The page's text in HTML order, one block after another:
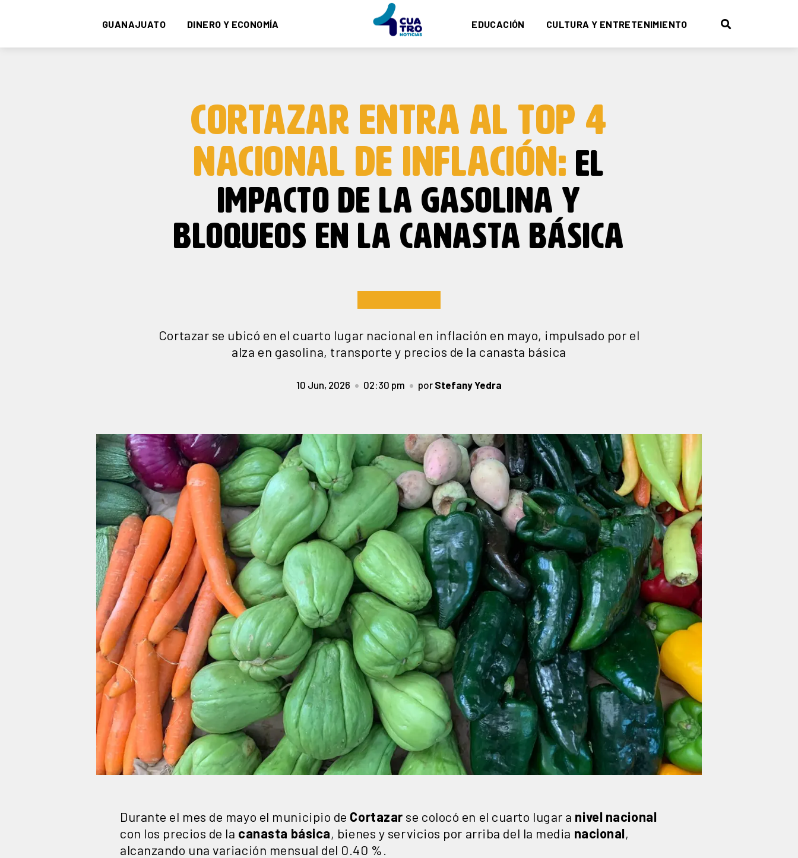
GUANAJUATO DINERO Y ECONOMÍA EDUCACIÓN CULTURA Y ENTRETENIMIENTO
CORTAZAR ENTRA AL TOP 4
NACIONAL DE INFLACIÓN: EL
IMPACTO DE LA GASOLINA Y
BLOQUEOS EN LA CANASTA BÁSICA
Cortazar se ubicó en el cuarto lugar nacional en inflación en mayo, impulsado por el
alza en gasolina, transporte y precios de la canasta básica
10 Jun, 2026 02:30 pm por Stefany Yedra
Durante el mes de mayo el municipio de Cortazar se colocó en el cuarto lugar a nivel nacional
con los precios de la canasta básica, bienes y servicios por arriba del la media nacional,
alcanzando una variación mensual del 0.40 %.